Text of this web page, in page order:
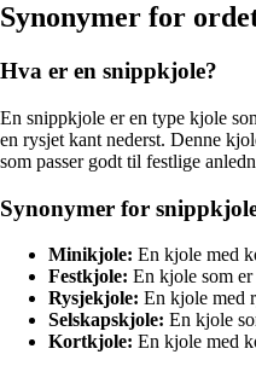
Synonymer for
Hva er en snippkjole?
En snippkjole er en type kjole
en rysjet kant nederst. Denne
som passer godt til festlige
Synonymer for
Minikjole: En kjole med
Festkjole: En kjole som
Rysjekjole: En kjole med
Selskapskjole: En kjole
Kortkjole: En kjole med